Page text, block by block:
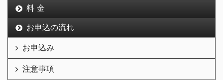
料 金
お申込の流れ
お申込み
注意事項